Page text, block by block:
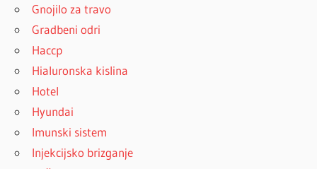
Gnojilo za travo
Gradbeni odri
Haccp
Hialuronska kislina
Hotel
Hyundai
Imunski sistem
Injekcijsko brizganje